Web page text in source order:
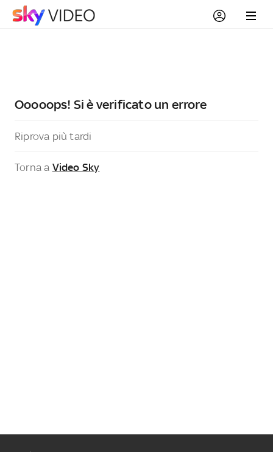
Ooooops! Si è verificato un errore
Riprova più tardi
Torna a Video Sky